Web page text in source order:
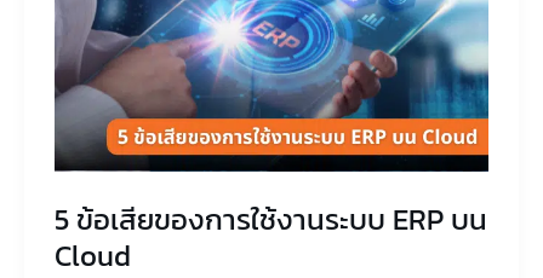
5 ข้อเสียของการใช้งานระบบ ERP บน
Cloud
ของ
การ
ใช้
งาน
ระบบ
บน
Cloud